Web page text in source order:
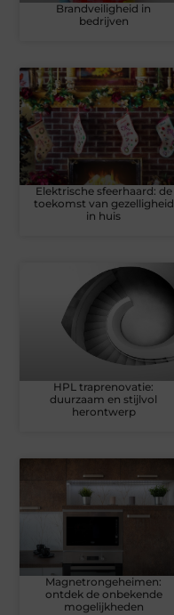
Brandveiligheid in
bedrijven
Elektrische sfeerhaard: de
toekomst van gezelligheid
in huis
HPL traprenovatie:
duurzaam en stijlvol
herontwerp
Magnetrongeheimen:
ontdek de onbekende
mogelijkheden